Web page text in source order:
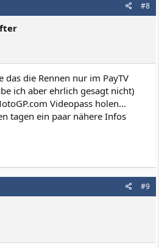
#8
das die Rennen nur im PayTV
ich aber ehrlich gesagt nicht)
Videopass holen...
tagen ein paar nähere Infos
#9